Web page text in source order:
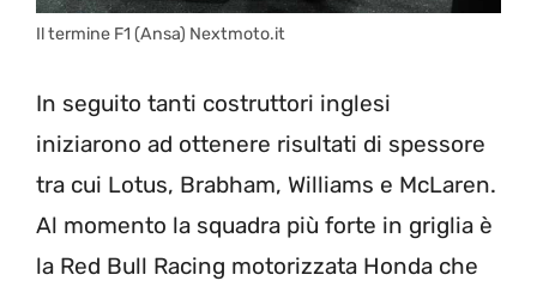
Il termine F1 (Ansa) Nextmoto.it
In seguito tanti costruttori inglesi
iniziarono ad ottenere risultati di spessore
tra cui Lotus, Brabham, Williams e McLaren.
Al momento la squadra più forte in griglia è
la Red Bull Racing motorizzata Honda che